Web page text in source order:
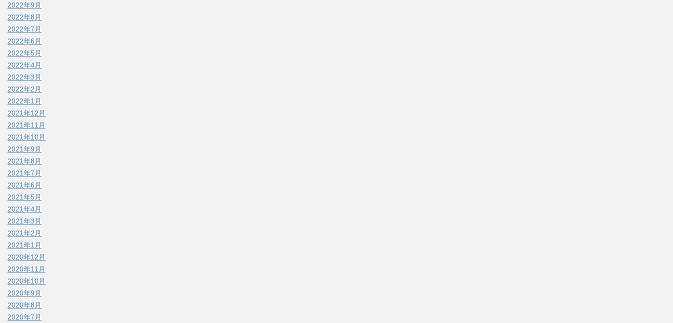
2022年9月
2022年8月
2022年7月
2022年6月
2022年5月
2022年4月
2022年3月
2022年2月
2022年1月
2021年12月
2021年11月
2021年10月
2021年9月
2021年8月
2021年7月
2021年6月
2021年5月
2021年4月
2021年3月
2021年2月
2021年1月
2020年12月
2020年11月
2020年10月
2020年9月
2020年8月
2020年7月